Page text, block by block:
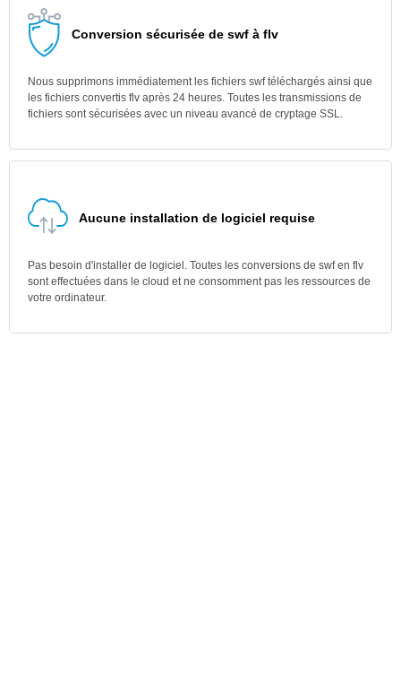
Conversion sécurisée de swf à flv
Nous supprimons immédiatement les fichiers swf téléchargés ainsi que
les fichiers convertis flv après 24 heures. Toutes les transmissions de
fichiers sont sécurisées avec un niveau avancé de cryptage SSL.
Aucune installation de logiciel requise
Pas besoin d'installer de logiciel. Toutes les conversions de swf en flv
sont effectuées dans le cloud et ne consomment pas les ressources de
votre ordinateur.